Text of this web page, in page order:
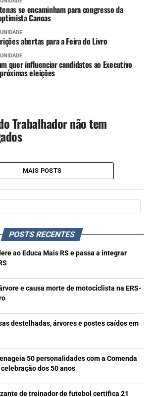
se encaminham para congresso da
Canoas
abertas para a Feira do Livro
quer influenciar candidatos ao Executivo
eleições
Trabalhador não tem
MAIS POSTS
POSTS RECENTES
ao Educa Mais RS e passa a integrar
e causa morte de motociclista na ERS-
destelhadas, árvores e postes caídos em
50 personalidades com a Comenda
dos 50 anos
de treinador de futebol certifica 21